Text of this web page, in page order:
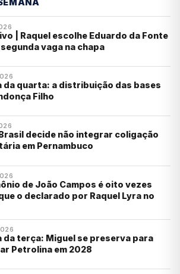
| Raquel escolhe Eduardo da Fonte
vaga na chapa
da quarta: a distribuição das bases
Filho
decide não integrar coligação
em Pernambuco
de João Campos é oito vezes
o declarado por Raquel Lyra no
da terça: Miguel se preserva para
Petrolina em 2028